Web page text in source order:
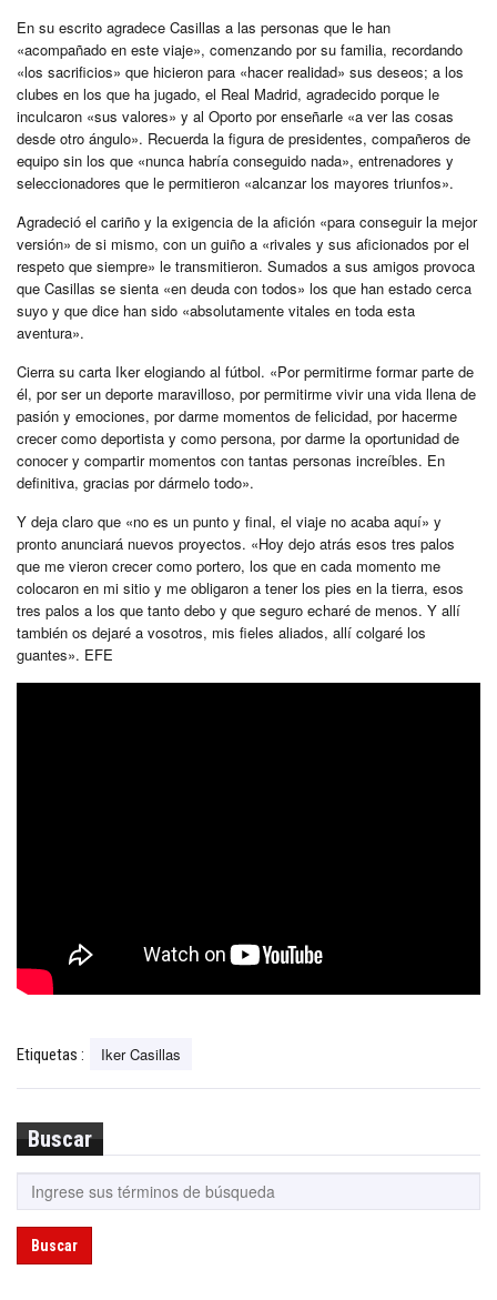
En su escrito agradece Casillas a las personas que le han
«acompañado en este viaje», comenzando por su familia, recordando
«los sacrificios» que hicieron para «hacer realidad» sus deseos; a los
clubes en los que ha jugado, el Real Madrid, agradecido porque le
inculcaron «sus valores» y al Oporto por enseñarle «a ver las cosas
desde otro ángulo». Recuerda la figura de presidentes, compañeros de
equipo sin los que «nunca habría conseguido nada», entrenadores y
seleccionadores que le permitieron «alcanzar los mayores triunfos».
Agradeció el cariño y la exigencia de la afición «para conseguir la mejor
versión» de si mismo, con un guiño a «rivales y sus aficionados por el
respeto que siempre» le transmitieron. Sumados a sus amigos provoca
que Casillas se sienta «en deuda con todos» los que han estado cerca
suyo y que dice han sido «absolutamente vitales en toda esta
aventura».
Cierra su carta Iker elogiando al fútbol. «Por permitirme formar parte de
él, por ser un deporte maravilloso, por permitirme vivir una vida llena de
pasión y emociones, por darme momentos de felicidad, por hacerme
crecer como deportista y como persona, por darme la oportunidad de
conocer y compartir momentos con tantas personas increíbles. En
definitiva, gracias por dármelo todo».
Y deja claro que «no es un punto y final, el viaje no acaba aquí» y
pronto anunciará nuevos proyectos. «Hoy dejo atrás esos tres palos
que me vieron crecer como portero, los que en cada momento me
colocaron en mi sitio y me obligaron a tener los pies en la tierra, esos
tres palos a los que tanto debo y que seguro echaré de menos. Y allí
también os dejaré a vosotros, mis fieles aliados, allí colgaré los
guantes». EFE
Etiquetas : Iker Casillas
Buscar
Buscar